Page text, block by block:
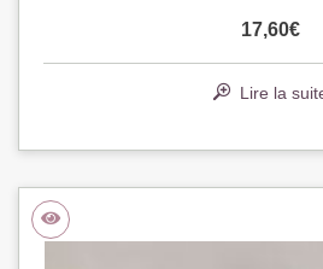
17,60€
Lire la